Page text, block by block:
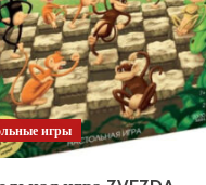
игры